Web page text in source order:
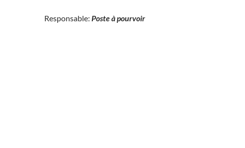
Responsable: Poste à pourvoir